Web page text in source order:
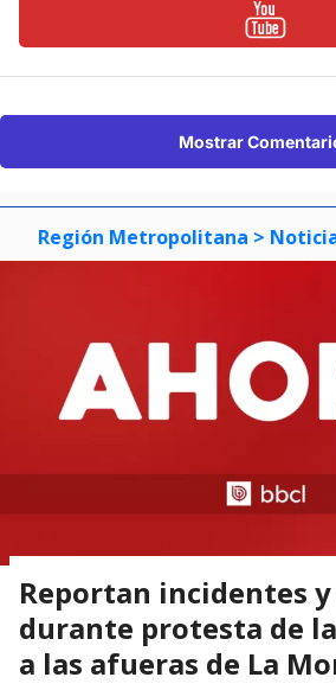
Mostrar
Región Metropolitana >
Reportan incidentes
durante protesta de
a las afueras de La